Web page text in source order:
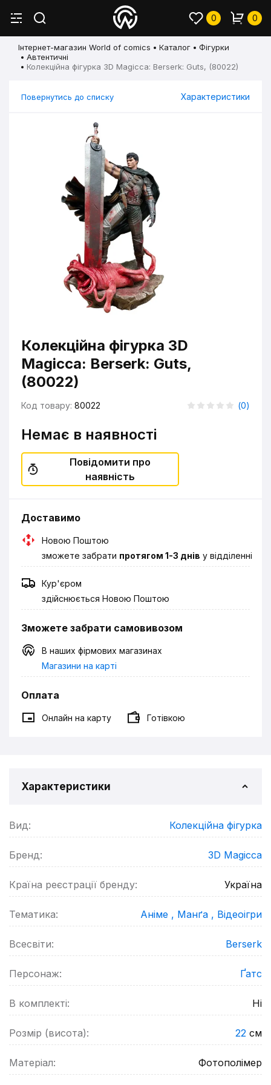
0 0
Інтернет-магазин World of comics Каталог
Фігурки
Автентичні
Колекційна фігурка 3D Magicca: Berserk: Guts, (80022)
Повернутись до списку Характеристики
Колекційна фігурка 3D
Magicca: Berserk: Guts,
(80022)
Код товару: 80022 (0)
Немає в наявності
Повідомити про
наявність
Доставимо
Новою Поштою
зможете забрати протягом 1-3 днів у відділенні
Кур'єром
здійснюється Новою Поштою
Зможете забрати самовивозом
В наших фірмових магазинах
Магазини на карті
Оплата
Онлайн на карту Готівкою
Характеристики
Вид: Колекційна фігурка
Бренд: 3D Magicca
Країна реєстрації бренду: Україна
Тематика: Аніме , Манґа , Відеоігри
Всесвіти: Berserk
Персонаж: Ґатс
В комплекті: Ні
Розмір (висота): 22 см
Матеріал: Фотополімер